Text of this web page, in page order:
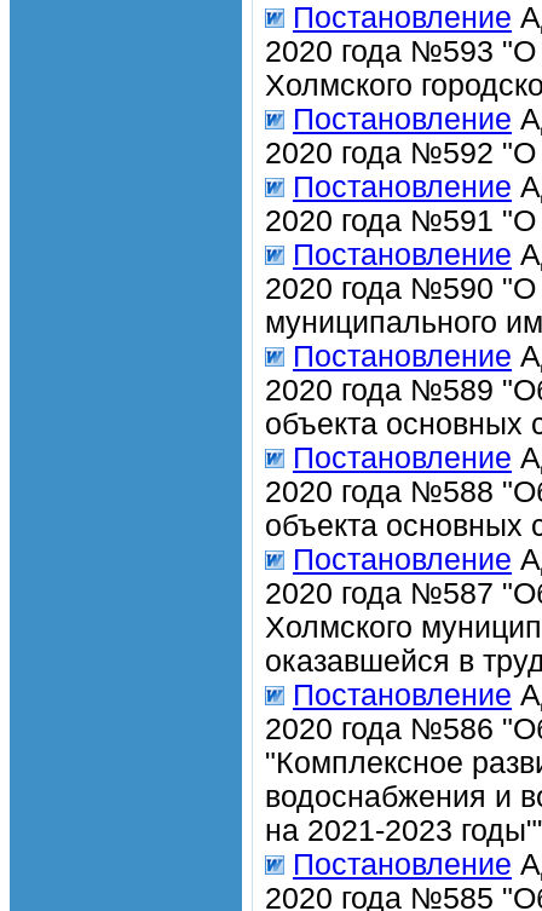
Постановление
2020 года №593 "О
Холмского
Постановление
2020 года №592 "О
Постановление
2020 года №591 "О
Постановление
2020 года №590 "О
муниципального
Постановление
2020 года №589
объекта основных
Постановление
2020 года №588
объекта основных
Постановление
2020 года №587
Холмского
оказавшейся в
Постановление
2020 года №586
"Комплексное
водоснабжения и
на 2021-2023
Постановление
2020 года №585